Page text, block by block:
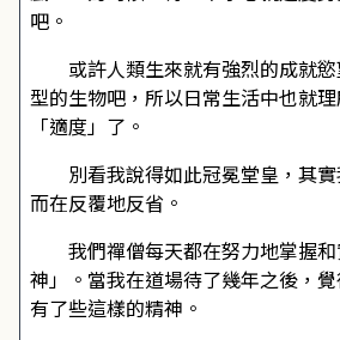
吧。
或許人類生來就有強烈的成就慾
型的生物吧，所以日常生活中也就
「適度」了。
別看我說得如此冠冕堂皇，其實
而在反覆地反省。
我們禪僧每天都在努力地掌握和
神」。當我在道場待了幾年之後，
有了些這樣的精神。